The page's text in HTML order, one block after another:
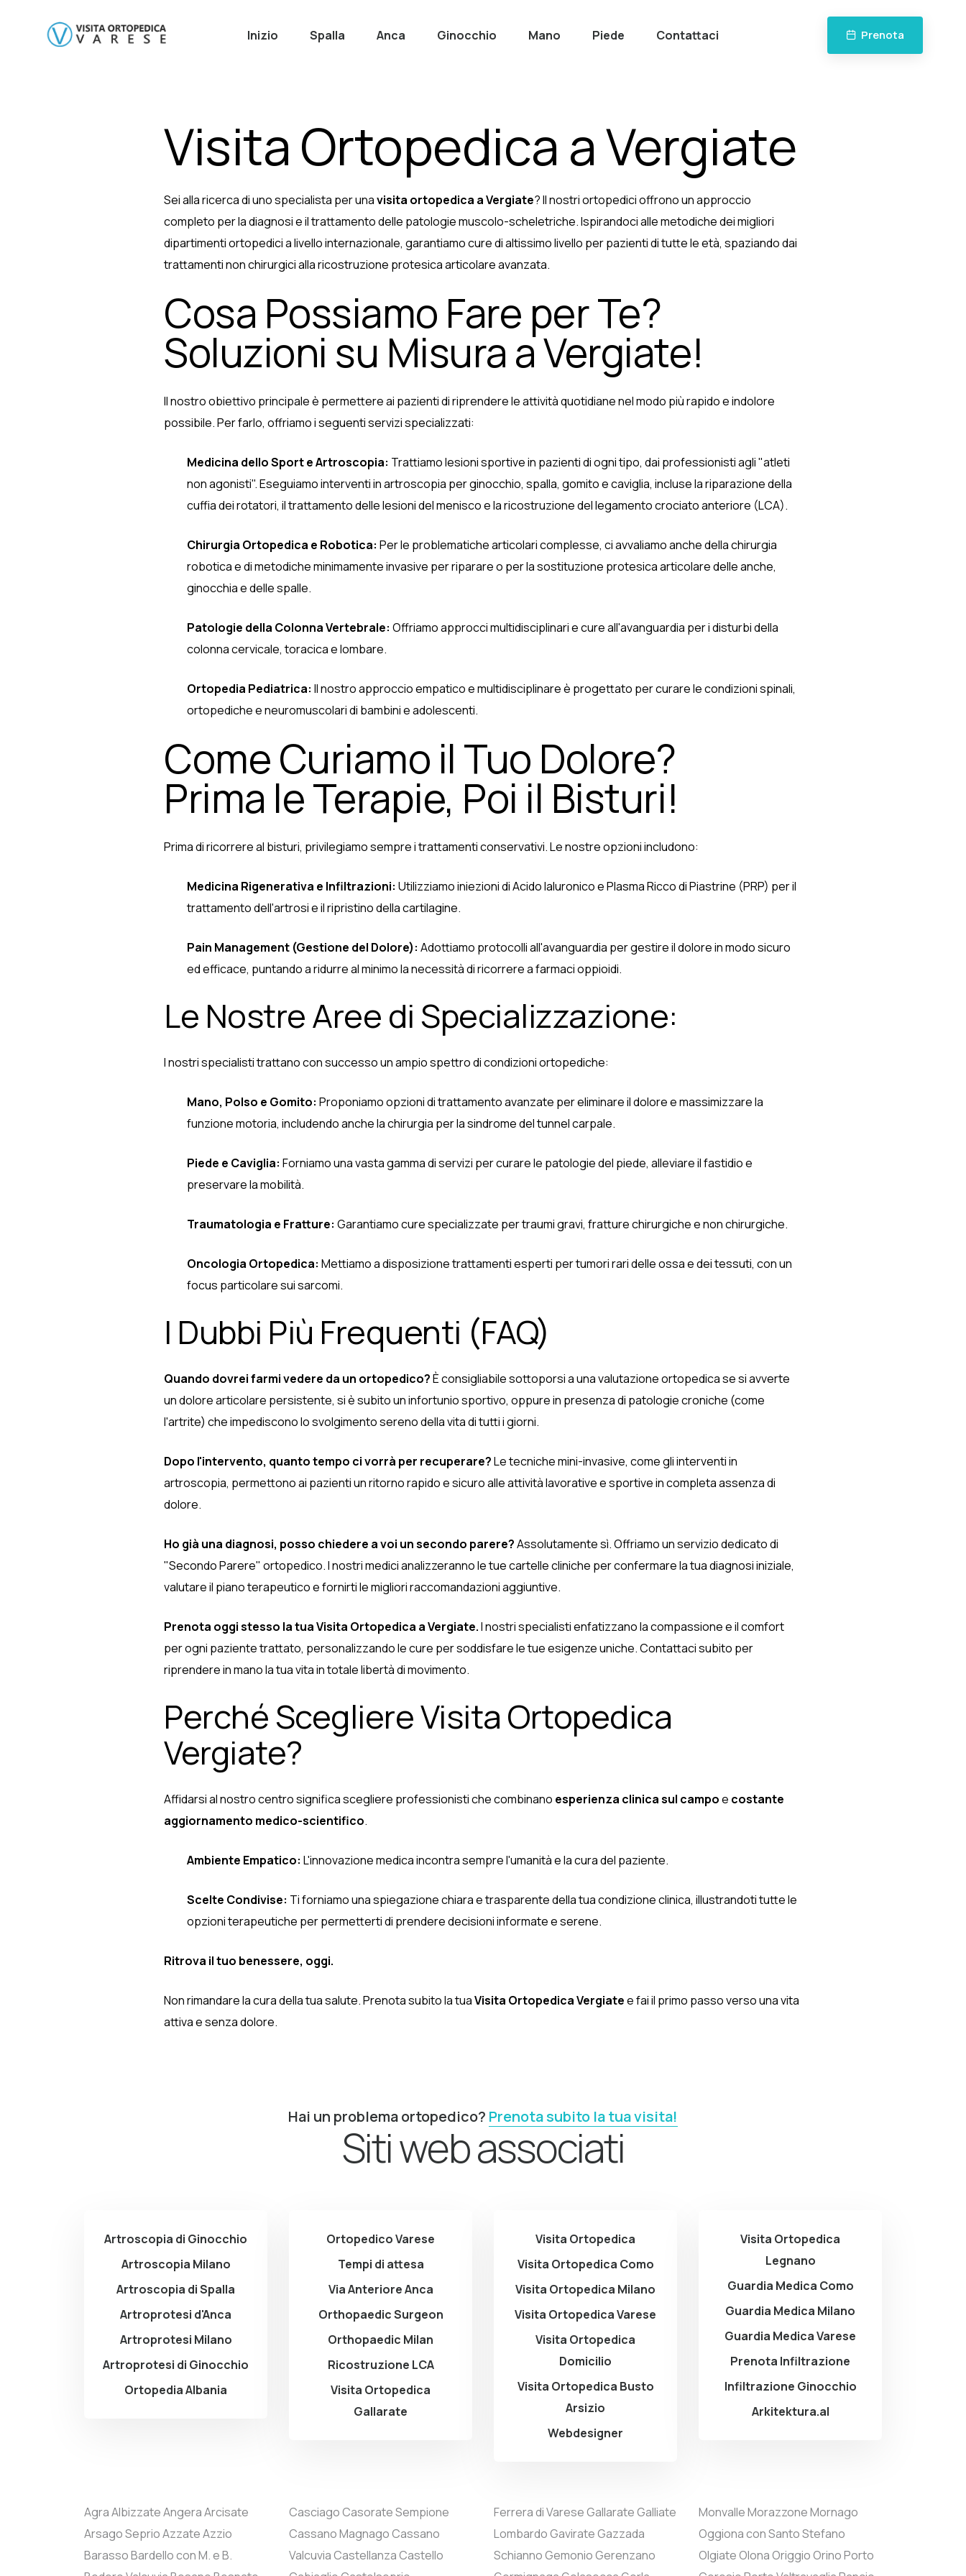
Inizio Spalla Anca Ginocchio Mano Piede Contattaci Prenota
Visita Ortopedica a Vergiate
Sei alla ricerca di uno specialista per unavisita ortopedica a Vergiate? Il nostri ortopedici offrono un approccio
completo per la diagnosi e il trattamento delle patologie muscolo-scheletriche. Ispirandoci alle metodiche dei migliori
dipartimenti ortopedici a livello internazionale, garantiamo cure di altissimo livello per pazienti di tutte le età, spaziando dai
trattamenti non chirurgici alla ricostruzione protesica articolare avanzata.
Cosa Possiamo Fare per Te?
Soluzioni su Misura a Vergiate!
Il nostro obiettivo principale è permettere ai pazienti di riprendere le attività quotidiane nel modo più rapido e indolore
possibile. Per farlo, offriamo i seguenti servizi specializzati:
Medicina dello Sport e Artroscopia: Trattiamo lesioni sportive in pazienti di ogni tipo, dai professionisti agli "atleti
non agonisti". Eseguiamo interventi in artroscopia per ginocchio, spalla, gomito e caviglia, incluse la riparazione della
cuffia dei rotatori, il trattamento delle lesioni del menisco e la ricostruzione del legamento crociato anteriore (LCA).
Chirurgia Ortopedica e Robotica: Per le problematiche articolari complesse, ci avvaliamo anche della chirurgia
robotica e di metodiche minimamente invasive per riparare o per la sostituzione protesica articolare delle anche,
ginocchia e delle spalle.
Patologie della Colonna Vertebrale: Offriamo approcci multidisciplinari e cure all'avanguardia per i disturbi della
colonna cervicale, toracica e lombare.
Ortopedia Pediatrica: Il nostro approccio empatico e multidisciplinare è progettato per curare le condizioni spinali,
ortopediche e neuromuscolari di bambini e adolescenti.
Come Curiamo il Tuo Dolore?
Prima le Terapie, Poi il Bisturi!
Prima di ricorrere al bisturi, privilegiamo sempre i trattamenti conservativi. Le nostre opzioni includono:
Medicina Rigenerativa e Infiltrazioni: Utilizziamo iniezioni di Acido Ialuronico e Plasma Ricco di Piastrine (PRP) per il
trattamento dell'artrosi e il ripristino della cartilagine.
Pain Management (Gestione del Dolore): Adottiamo protocolli all'avanguardia per gestire il dolore in modo sicuro
ed efficace, puntando a ridurre al minimo la necessità di ricorrere a farmaci oppioidi.
Le Nostre Aree di Specializzazione:
I nostri specialisti trattano con successo un ampio spettro di condizioni ortopediche:
Mano, Polso e Gomito: Proponiamo opzioni di trattamento avanzate per eliminare il dolore e massimizzare la
funzione motoria, includendo anche la chirurgia per la sindrome del tunnel carpale.
Piede e Caviglia: Forniamo una vasta gamma di servizi per curare le patologie del piede, alleviare il fastidio e
preservare la mobilità.
Traumatologia e Fratture: Garantiamo cure specializzate per traumi gravi, fratture chirurgiche e non chirurgiche.
Oncologia Ortopedica: Mettiamo a disposizione trattamenti esperti per tumori rari delle ossa e dei tessuti, con un
focus particolare sui sarcomi.
I Dubbi Più Frequenti (FAQ)
Quando dovrei farmi vedere da un ortopedico?È consigliabile sottoporsi a una valutazione ortopedica se si avverte
un dolore articolare persistente, si è subito un infortunio sportivo, oppure in presenza di patologie croniche (come
l'artrite) che impediscono lo svolgimento sereno della vita di tutti i giorni.
Dopo l'intervento, quanto tempo ci vorrà per recuperare?Le tecniche mini-invasive, come gli interventi in
artroscopia, permettono ai pazienti un ritorno rapido e sicuro alle attività lavorative e sportive in completa assenza di
dolore.
Ho già una diagnosi, posso chiedere a voi un secondo parere?Assolutamente sì. Offriamo un servizio dedicato di
"Secondo Parere" ortopedico. I nostri medici analizzeranno le tue cartelle cliniche per confermare la tua diagnosi iniziale,
valutare il piano terapeutico e fornirti le migliori raccomandazioni aggiuntive.
Prenota oggi stesso la tua Visita Ortopedica a Vergiate.I nostri specialisti enfatizzano la compassione e il comfort
per ogni paziente trattato, personalizzando le cure per soddisfare le tue esigenze uniche. Contattaci subito per
riprendere in mano la tua vita in totale libertà di movimento.
Perché Scegliere Visita Ortopedica
Vergiate?
Affidarsi al nostro centro significa scegliere professionisti che combinano esperienza clinica sul campoe costante
aggiornamento medico-scientifico.
Ambiente Empatico: L'innovazione medica incontra sempre l'umanità e la cura del paziente.
Scelte Condivise: Ti forniamo una spiegazione chiara e trasparente della tua condizione clinica, illustrandoti tutte le
opzioni terapeutiche per permetterti di prendere decisioni informate e serene.
Ritrova il tuo benessere, oggi.
Non rimandare la cura della tua salute. Prenota subito la tuaVisita Ortopedica Vergiatee fai il primo passo verso una vita
attiva e senza dolore.
Hai un problema ortopedico? Prenota subito la tua visita!
Siti web associati
Artroscopia di Ginocchio
Artroscopia Milano
Artroscopia di Spalla
Artroprotesi d'Anca
Artroprotesi Milano
Artroprotesi di Ginocchio
Ortopedia Albania
Ortopedico Varese
Tempi di attesa
Via Anteriore Anca
Orthopaedic Surgeon
Orthopaedic Milan
Ricostruzione LCA
Visita Ortopedica
Gallarate
Visita Ortopedica
Visita Ortopedica Como
Visita Ortopedica Milano
Visita Ortopedica Varese
Visita Ortopedica
Domicilio
Visita Ortopedica Busto
Arsizio
Webdesigner
Visita Ortopedica
Legnano
Guardia Medica Como
Guardia Medica Milano
Guardia Medica Varese
Prenota Infiltrazione
Infiltrazione Ginocchio
Arkitektura.al
AgraAlbizzateAngeraArcisate
Arsago SeprioAzzateAzzio
BarassoBardello con M. e B.
Casciago Casorate Sempione
Cassano Magnago Cassano
Valcuvia Castellanza Castello
Ferrera di Varese Gallarate Galliate
Lombardo Gavirate Gazzada
Schianno Gemonio Gerenzano
MonvalleMorazzoneMornago
Oggiona con Santo Stefano
Olgiate Olona Origgio OrinoPorto